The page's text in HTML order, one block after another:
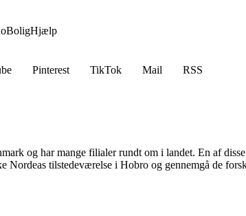
BoligHjælp
Pinterest TikTok Mail
RSS
og har mange filialer rundt om i landet. En af
tilstedeværelse i Hobro og gennemgå de